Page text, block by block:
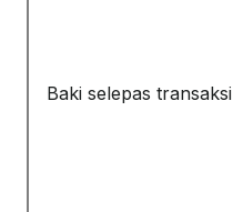
Baki selepas transaksi